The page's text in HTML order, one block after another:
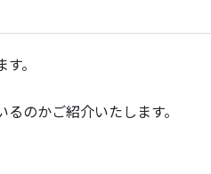
。
のかご紹介いたします。